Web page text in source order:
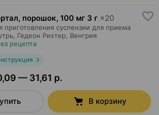
порошок, 100 мг 3 г ×20
приготовления суспензии для приема
Гедеон Рихтер , Венгрия
рецепта
— 31,61 р.
В корзину